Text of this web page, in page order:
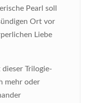
Pearl soll
Ort vor
Liebe
Trilogie-
mehr oder